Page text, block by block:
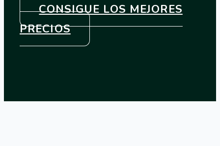
CONSIGUE LOS MEJORES
PRECIOS